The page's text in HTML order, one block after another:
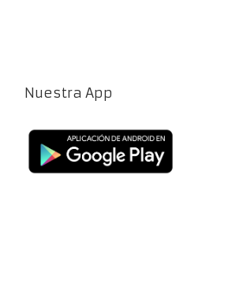
Nuestra App